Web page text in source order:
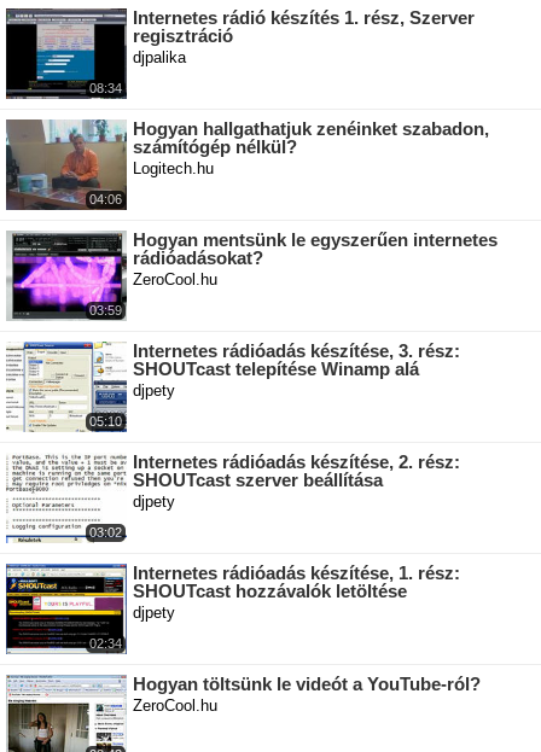
08:34
Internetes rádió készítés 1. rész, Szerver
regisztráció
djpalika
04:06
Hogyan hallgathatjuk zenéinket szabadon,
számítógép nélkül?
Logitech.hu
03:59
Hogyan mentsünk le egyszerűen internetes
rádióadásokat?
ZeroCool.hu
05:10
Internetes rádióadás készítése, 3. rész:
SHOUTcast telepítése Winamp alá
djpety
03:02
Internetes rádióadás készítése, 2. rész:
SHOUTcast szerver beállítása
djpety
02:34
Internetes rádióadás készítése, 1. rész:
SHOUTcast hozzávalók letöltése
djpety
Hogyan töltsünk le videót a YouTube-ról?
ZeroCool.hu